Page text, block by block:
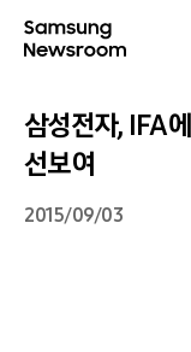
삼성전자, IFA
선보여
2015/09/03